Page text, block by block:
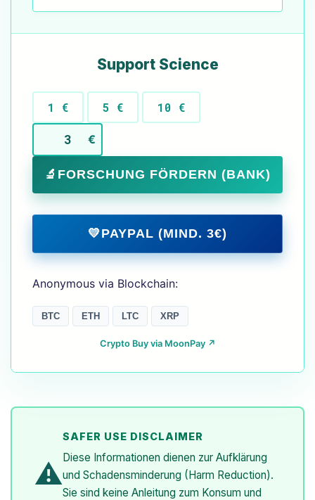
Support Science
1 € 5 € 10 €
€
🔬 FORSCHUNG FÖRDERN (BANK)
💛PAYPAL (MIND. 3€)
Anonymous via Blockchain:
BTC ETH LTC XRP
Crypto Buy via MoonPay ↗
⚠️
SAFER USE DISCLAIMER
Diese Informationen dienen zur Aufklärung
und Schadensminderung (Harm Reduction).
Sie sind keine Anleitung zum Konsum und